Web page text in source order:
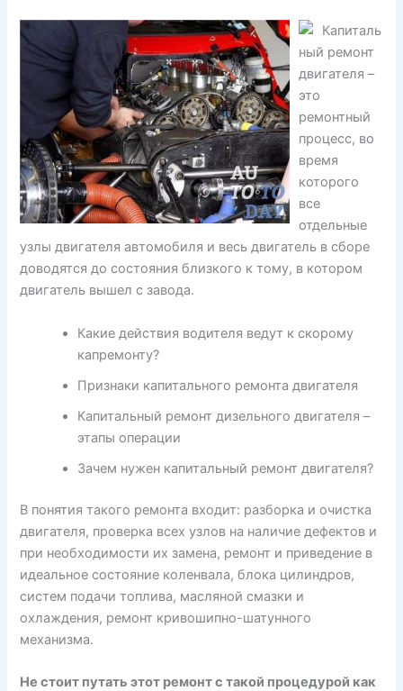
Капиталь
ный ремонт
двигателя –
это
ремонтный
процесс, во
время
которого
все
отдельные
узлы двигателя автомобиля и весь двигатель в сборе
доводятся до состояния близкого к тому, в котором
двигатель вышел с завода.
Какие действия водителя ведут к скорому
капремонту?
Признаки капитального ремонта двигателя
Капитальный ремонт дизельного двигателя –
этапы операции
Зачем нужен капитальный ремонт двигателя?
В понятия такого ремонта входит: разборка и очистка
двигателя, проверка всех узлов на наличие дефектов и
при необходимости их замена, ремонт и приведение в
идеальное состояние коленвала, блока цилиндров,
систем подачи топлива, масляной смазки и
охлаждения, ремонт кривошипно-шатунного
механизма.
Не стоит путать этот ремонт с такой процедурой как